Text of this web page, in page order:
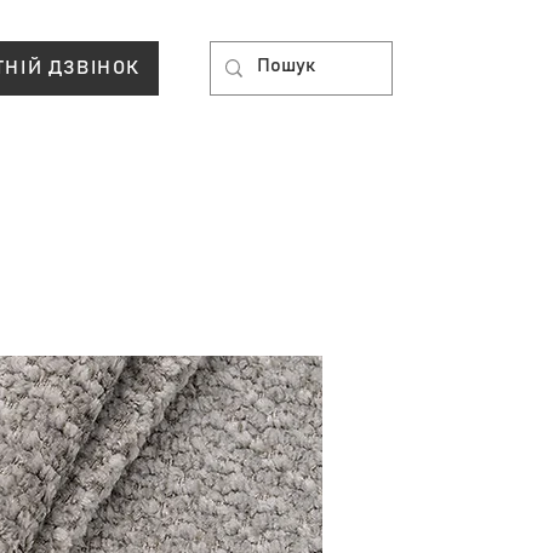
ДЗВІНОК